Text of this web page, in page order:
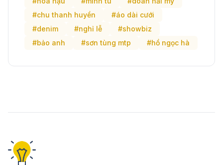
#chu thanh huyền
#áo dài cưới
#denim
#nghỉ lễ
#showbiz
#bảo anh
#sơn tùng mtp #hồ ngọc hà